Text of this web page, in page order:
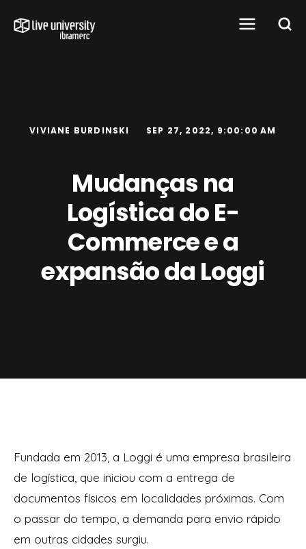
VIVIANE BURDINSKI SEP 27, 2022, 9:00:00 AM
Mudanças na
Logística do E-
Commerce e a
expansão da Loggi
Fundada em 2013, a Loggi é uma empresa brasileira
de logística, que iniciou com a entrega de
documentos físicos em localidades próximas. Com
o passar do tempo, a demanda para envio rápido
em outras cidades surgiu.